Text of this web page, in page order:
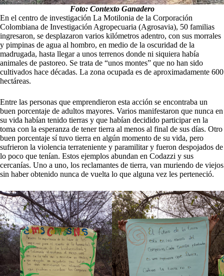
Foto: Contexto Ganadero
En el centro de investigación La Motilonia de la Corporación
Colombiana de Investigación Agropecuaria (Agrosavia), 50 familias
ingresaron, se desplazaron varios kilómetros adentro, con sus morrales
y pimpinas de agua al hombro, en medio de la oscuridad de la
madrugada, hasta llegar a unos terrenos donde ni siquiera había
animales de pastoreo. Se trata de “unos montes” que no han sido
cultivados hace décadas. La zona ocupada es de aproximadamente 600
hectáreas.
Entre las personas que emprendieron esta acción se encontraba un
buen porcentaje de adultos mayores. Varios manifestaron que nunca en
su vida habían tenido tierras y que habían decidido participar en la
toma con la esperanza de tener tierra al menos al final de sus días. Otro
buen porcentaje sí tuvo tierra en algún momento de su vida, pero
sufrieron la violencia terrateniente y paramilitar y fueron despojados de
lo poco que tenían. Estos ejemplos abundan en Codazzi y sus
cercanías. Uno a uno, los reclamantes de tierra, van muriendo de viejos
sin haber obtenido nunca de vuelta lo que alguna vez les perteneció.